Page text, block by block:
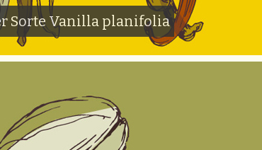
Sorte Vanilla planifolia